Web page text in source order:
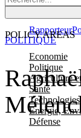
POLICY AREAS
Economie
Politique
Agriculture
Santé
Technologies
Energie,
Défense
Rapporteur
POLITIQUE